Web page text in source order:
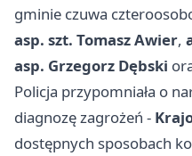
gminie czuwa
asp. szt. Tomasz Awier,
asp. Grzegorz Dębski
Policja przypomniała o
diagnozę zagrożeń -
dostępnych sposobach